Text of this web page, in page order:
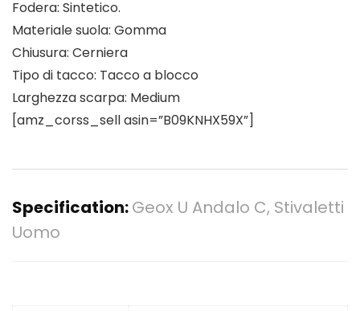
Fodera: Sintetico.
Materiale suola: Gomma
Chiusura: Cerniera
Tipo di tacco: Tacco a blocco
Larghezza scarpa: Medium
[amz_corss_sell asin=”B09KNHX59X”]
Specification:Geox U Andalo C, Stivaletti
Uomo